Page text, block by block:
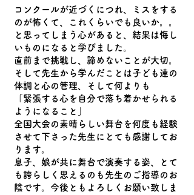
コンクールが近づくにつれ、ミスをする
のが怖くて、これくらいでも良いか。。
と思ってしまう心があると、結果は悔し
いものになると学びました。
直前まで挑戦し、諦めないことが大切。
そして先生から学んだことは子ども達の
体調と心の管理、そして何よりも
「緊張する心を自分で落ち着かせられる
ようになること」
全国大会の素晴らしい舞台を何度も経験
させて下さった先生にとても感謝してお
ります。
息子、娘が共に舞台で演奏する姿、とて
も誇らしく思えるのも先生のご指導のお
陰です。今後ともよろしくお願い致しま